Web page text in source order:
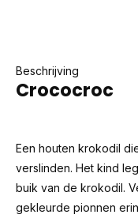
Beschrijving
Crococroc
Een houten krokodil
verslinden. Het kind
buik van de krokodil.
gekleurde pionnen